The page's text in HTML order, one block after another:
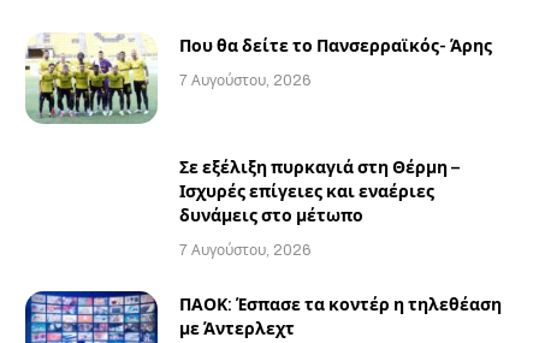
Που θα δείτε το Πανσερραϊκός- Άρης
7 Αυγούστου, 2026
Σε εξέλιξη πυρκαγιά στη Θέρμη –
Ισχυρές επίγειες και εναέριες
δυνάμεις στο μέτωπο
7 Αυγούστου, 2026
ΠΑΟΚ: Έσπασε τα κοντέρ η τηλεθέαση
με Άντερλεχτ